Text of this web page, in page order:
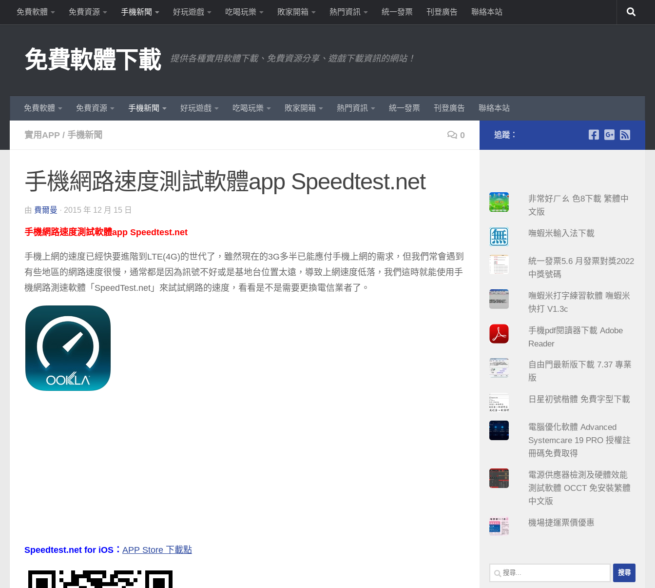
Skip to content
免費軟體 免費資源 手機新聞 好玩遊戲 吃喝玩樂 敗家開箱 熱門資訊 統一發票 刊登廣告 聯絡本站
免費軟體下載 提供各種實用軟體下載、免費資源分享、遊戲下載資訊的網站！
免費軟體 免費資源 手機新聞 好玩遊戲 吃喝玩樂 敗家開箱 熱門資訊 統一發票 刊登廣告 聯絡本站
實用APP / 手機新聞 0
手機網路速度測試軟體app Speedtest.net
由 費爾曼 · 2015 年 12 月 15 日
手機網路速度測試軟體app Speedtest.net
手機上網的速度已經快要進階到LTE(4G)的世代了，雖然現在的3G多半已能應付手機上網的需求，但我們常會遇到
有些地區的網路速度很慢，通常都是因為訊號不好或是基地台位置太遠，導致上網速度低落，我們這時就能使用手
機網路測速軟體「SpeedTest.net」來試試網路的速度，看看是不是需要更換電信業者了。
Speedtest.net for iOS： APP Store 下載點
追蹤：
非常好ㄏㄠ 色8下載 繁體中
文版
嘸蝦米輸入法下載
統一發票5.6 月發票對獎2022
中獎號碼
嘸蝦米打字練習軟體 嘸蝦米
快打 V1.3c
手機pdf閱讀器下載 Adobe
Reader
自由門最新版下載 7.37 專業
版
日星初號楷體 免費字型下載
電腦優化軟體 Advanced
Systemcare 19 PRO 授權註
冊碼免費取得
電源供應器檢測及硬體效能
測試軟體 OCCT 免安裝繁體
中文版
機場捷運票價優惠
搜
尋